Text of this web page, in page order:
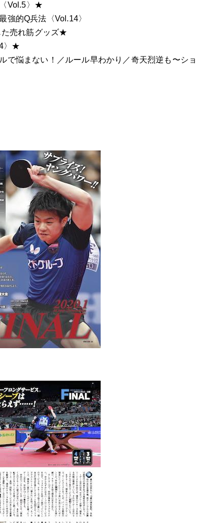
Vol.5〉 ★
強的Q兵法〈Vol.14〉
売れ筋グッズ★
★
で悩まない！／ルール早わかり／奇天烈逆も〜ショ